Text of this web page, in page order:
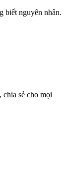
biết nguyên nhân.
chia sẻ cho mọi